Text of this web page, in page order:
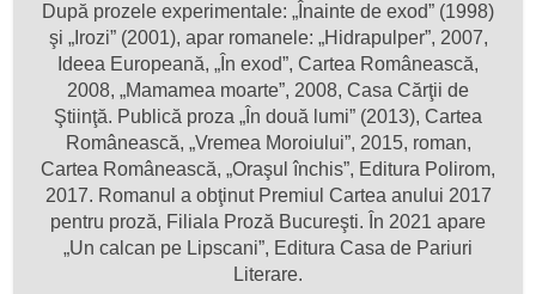
După prozele experimentale: „Înainte de exod” (1998)
şi „Irozi” (2001), apar romanele: „Hidrapulper”, 2007,
Ideea Europeană, „În exod”, Cartea Românească,
2008, „Mamamea moarte”, 2008, Casa Cărţii de
Ştiinţă. Publică proza „În două lumi” (2013), Cartea
Românească, „Vremea Moroiului”, 2015, roman,
Cartea Românească, „Oraşul închis”, Editura Polirom,
2017. Romanul a obţinut Premiul Cartea anului 2017
pentru proză, Filiala Proză Bucureşti. În 2021 apare
„Un calcan pe Lipscani”, Editura Casa de Pariuri
Literare.